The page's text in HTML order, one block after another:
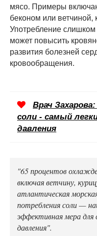
мясо. Примеры
беконом или ветчиной,
Употребление слишком
может повысить
развития болезней
кровообращения.
Врач
соли - самый
давления
"65 процентов
включая ветчину,
атлантическая
потребления соли —
эффективная мера для
давления".